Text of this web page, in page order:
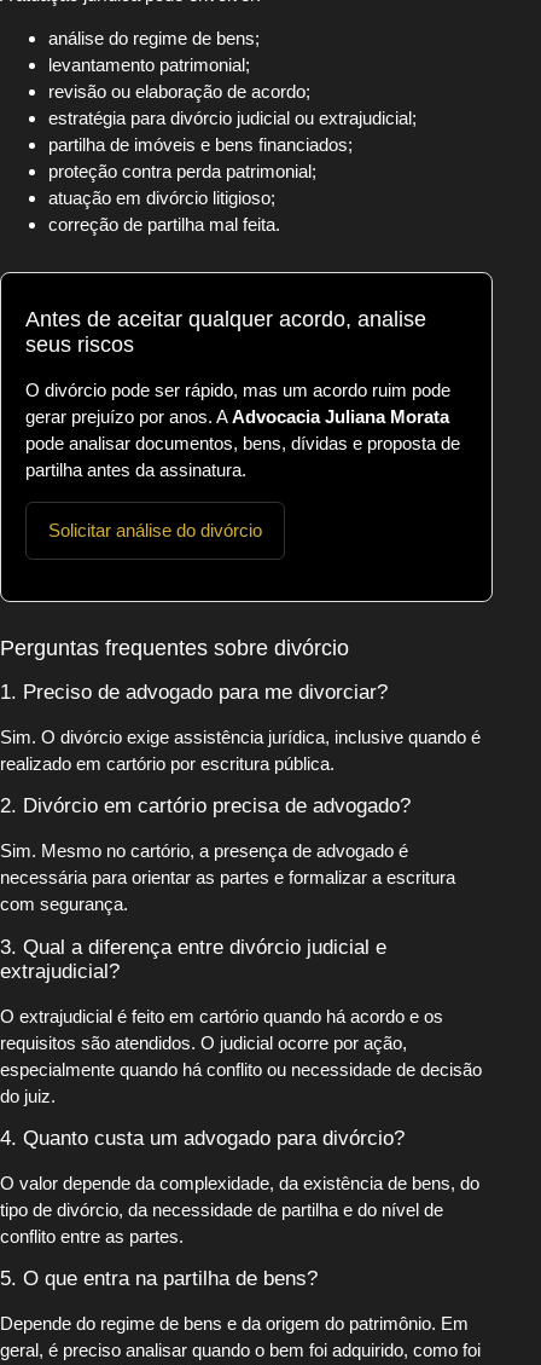
análise do regime de bens;
levantamento patrimonial;
revisão ou elaboração de acordo;
estratégia para divórcio judicial ou extrajudicial;
partilha de imóveis e bens financiados;
proteção contra perda patrimonial;
atuação em divórcio litigioso;
correção de partilha mal feita.
Antes de aceitar qualquer acordo, analise
seus riscos
O divórcio pode ser rápido, mas um acordo ruim pode
gerar prejuízo por anos. AAdvocacia Juliana Morata
pode analisar documentos, bens, dívidas e proposta de
partilha antes da assinatura.
Solicitar análise do divórcio
Perguntas frequentes sobre divórcio
1. Preciso de advogado para me divorciar?
Sim. O divórcio exige assistência jurídica, inclusive quando é
realizado em cartório por escritura pública.
2. Divórcio em cartório precisa de advogado?
Sim. Mesmo no cartório, a presença de advogado é
necessária para orientar as partes e formalizar a escritura
com segurança.
3. Qual a diferença entre divórcio judicial e
extrajudicial?
O extrajudicial é feito em cartório quando há acordo e os
requisitos são atendidos. O judicial ocorre por ação,
especialmente quando há conflito ou necessidade de decisão
do juiz.
4. Quanto custa um advogado para divórcio?
O valor depende da complexidade, da existência de bens, do
tipo de divórcio, da necessidade de partilha e do nível de
conflito entre as partes.
5. O que entra na partilha de bens?
Depende do regime de bens e da origem do patrimônio. Em
geral, é preciso analisar quando o bem foi adquirido, como foi